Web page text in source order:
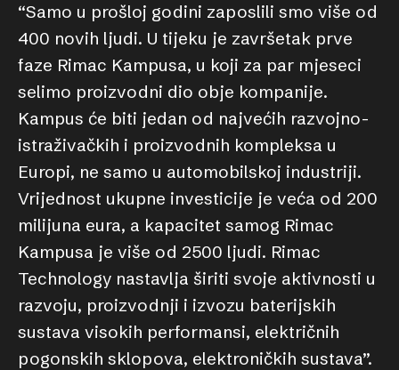
“Samo u prošloj godini zaposlili smo više od
400 novih ljudi. U tijeku je završetak prve
faze Rimac Kampusa, u koji za par mjeseci
selimo proizvodni dio obje kompanije.
Kampus će biti jedan od najvećih razvojno-
istraživačkih i proizvodnih kompleksa u
Europi, ne samo u automobilskoj industriji.
Vrijednost ukupne investicije je veća od 200
milijuna eura, a kapacitet samog Rimac
Kampusa je više od 2500 ljudi. Rimac
Technology nastavlja širiti svoje aktivnosti u
razvoju, proizvodnji i izvozu baterijskih
sustava visokih performansi, električnih
pogonskih sklopova, elektroničkih sustava”.